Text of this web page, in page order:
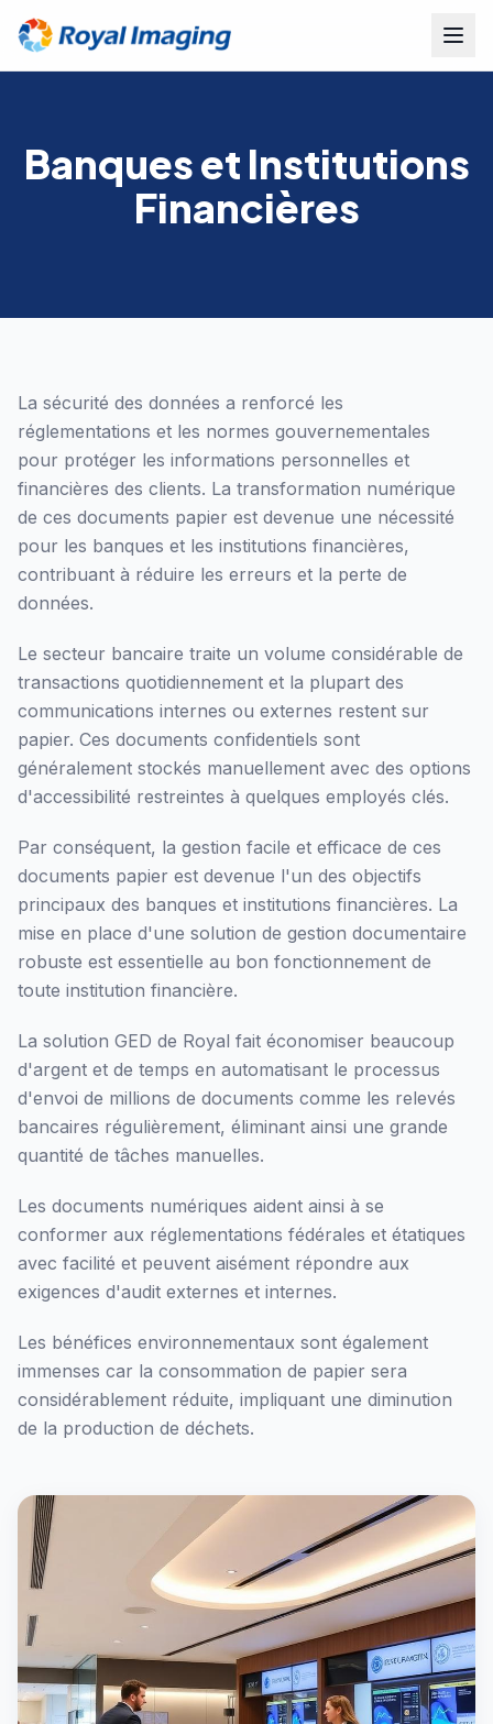
Banques et Institutions
Financières
La sécurité des données a renforcé les
réglementations et les normes gouvernementales
pour protéger les informations personnelles et
financières des clients. La transformation numérique
de ces documents papier est devenue une nécessité
pour les banques et les institutions financières,
contribuant à réduire les erreurs et la perte de
données.
Le secteur bancaire traite un volume considérable de
transactions quotidiennement et la plupart des
communications internes ou externes restent sur
papier. Ces documents confidentiels sont
généralement stockés manuellement avec des options
d'accessibilité restreintes à quelques employés clés.
Par conséquent, la gestion facile et efficace de ces
documents papier est devenue l'un des objectifs
principaux des banques et institutions financières. La
mise en place d'une solution de gestion documentaire
robuste est essentielle au bon fonctionnement de
toute institution financière.
La solution GED de Royal fait économiser beaucoup
d'argent et de temps en automatisant le processus
d'envoi de millions de documents comme les relevés
bancaires régulièrement, éliminant ainsi une grande
quantité de tâches manuelles.
Les documents numériques aident ainsi à se
conformer aux réglementations fédérales et étatiques
avec facilité et peuvent aisément répondre aux
exigences d'audit externes et internes.
Les bénéfices environnementaux sont également
immenses car la consommation de papier sera
considérablement réduite, impliquant une diminution
de la production de déchets.